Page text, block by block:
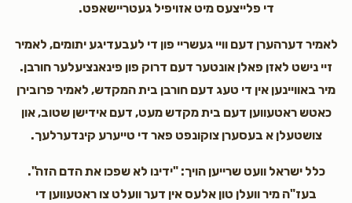
די פלייצעס מיט אזויפיל געטריישאפט.
לאמיר דערהערן דעם וויי געשריי פון די לעבעדיגע יתומים, לאמיר
זיי נישט לאזן פאלן אונטער דעם דרוק פון פינאנציעלער חורבן.
מיר באוויינען אין די טעג דעם חורבן בית המקדש, לאמיר פרובירן
כאטש ראטעווען דעם בית מקדש מעט, דעם אידישן שטוב, און
צושטעלן א בעסערן צוקונפט פאר די טייערע קינדערלעך.
כלל ישראל וועט שרייען הויך: "ידינו לא שפכו את הדם הזה".
בעז"ה מיר וועלן טון אלעס אין דער וועלט צו ראטעווען די